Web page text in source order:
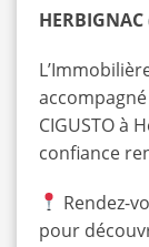
CIGUSTO à
confiance
Rendez-
pour